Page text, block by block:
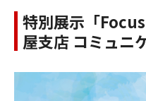
特別展示「
屋支店 コミュニ